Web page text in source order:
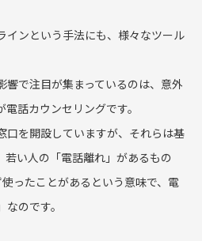
インという手法にも、様々なツール
響で注目が集まっているのは、意外
話カウンセリングです。
口を開設していますが、それらは基
い人の「電話離れ」があるもの
ったことがあるという意味で、電
のです。